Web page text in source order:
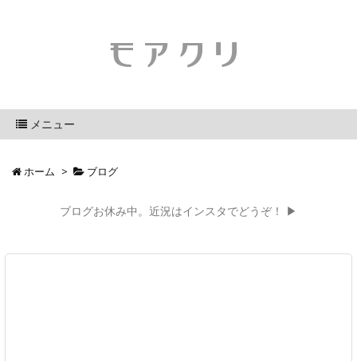
モアクリ
メニュー
ホーム > ブログ
ブログお休み中。近況はインスタでどうぞ！ ▶